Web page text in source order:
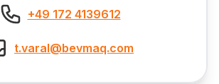
+49 172 4139612
t.varal@bevmaq.com